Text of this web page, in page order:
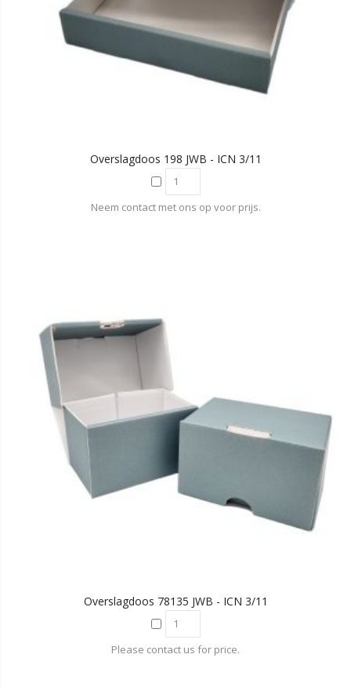
Overslagdoos 198 JWB - ICN 3/11
Neem contact met ons op voor prijs.
Overslagdoos 78135 JWB - ICN 3/11
Please contact us for price.